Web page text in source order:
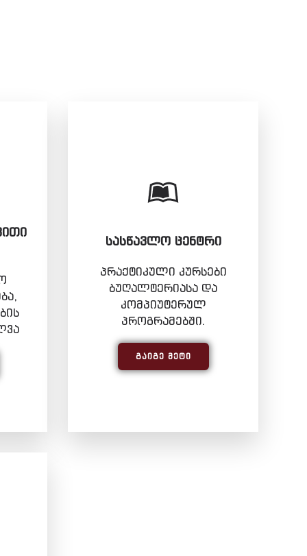
ᲡᲐᲡᲬᲐᲕᲚᲝ ᲪᲔᲜᲢᲠᲘ
პრაქტიკული კურსები
ბუღალტერიასა და
კომპიუტერულ
პროგრამებში.
ᲒᲐᲘᲒᲔ ᲛᲔᲢᲘ